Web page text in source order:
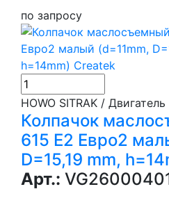
по запросу
HOWO SITRAK / Двигатель
Колпачок
615 Е2 Евро2
D=15,19 mm,
Арт.: